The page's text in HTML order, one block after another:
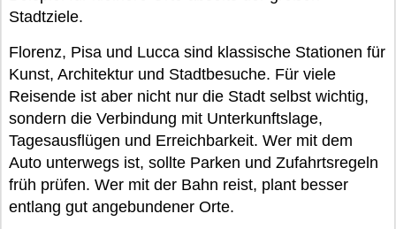
Stadtziele.
Florenz, Pisa und Lucca sind klassische Stationen für
Kunst, Architektur und Stadtbesuche. Für viele
Reisende ist aber nicht nur die Stadt selbst wichtig,
sondern die Verbindung mit Unterkunftslage,
Tagesausflügen und Erreichbarkeit. Wer mit dem
Auto unterwegs ist, sollte Parken und Zufahrtsregeln
früh prüfen. Wer mit der Bahn reist, plant besser
entlang gut angebundener Orte.